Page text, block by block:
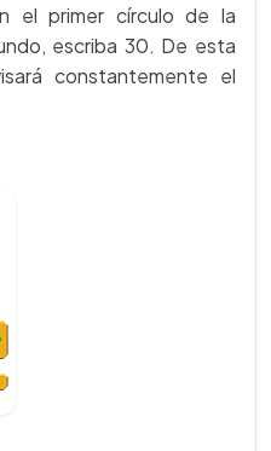
el primer círculo de la
escriba 30. De esta
constantemente el